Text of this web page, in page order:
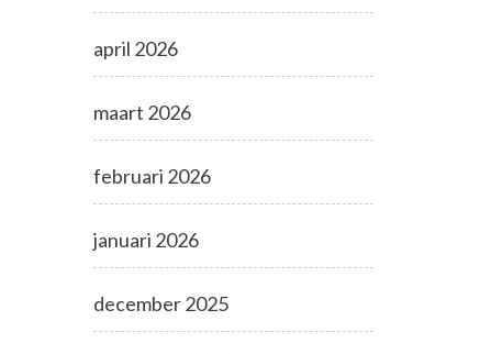
april 2026
maart 2026
februari 2026
januari 2026
december 2025